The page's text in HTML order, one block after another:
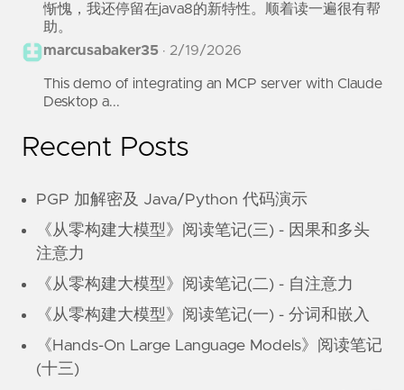
惭愧，我还停留在java8的新特性。顺着读一遍很有帮
助。
marcusabaker35 · 2/19/2026
This demo of integrating an MCP server with Claude
Desktop a...
Recent Posts
PGP 加解密及 Java/Python 代码演示
《从零构建大模型》阅读笔记(三) - 因果和多头
注意力
《从零构建大模型》阅读笔记(二) - 自注意力
《从零构建大模型》阅读笔记(一) - 分词和嵌入
《Hands-On Large Language Models》阅读笔记
(十三)